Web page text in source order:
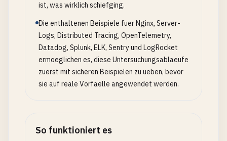
ist, was wirklich schiefging.
Die enthaltenen Beispiele fuer Nginx, Server-
Logs, Distributed Tracing, OpenTelemetry,
Datadog, Splunk, ELK, Sentry und LogRocket
ermoeglichen es, diese Untersuchungsablaeufe
zuerst mit sicheren Beispielen zu ueben, bevor
sie auf reale Vorfaelle angewendet werden.
So funktioniert es